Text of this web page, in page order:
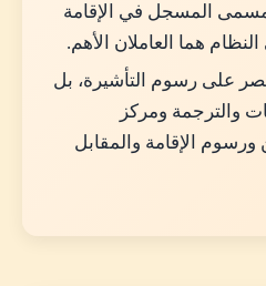
الأولاد؟
والأم؟
استقدام الأسرة
المسجل في الإقامة
هما العاملان الأهم.
على رسوم التأشيرة، بل
والترجمة ومركز
ورسوم الإقامة والمقابل